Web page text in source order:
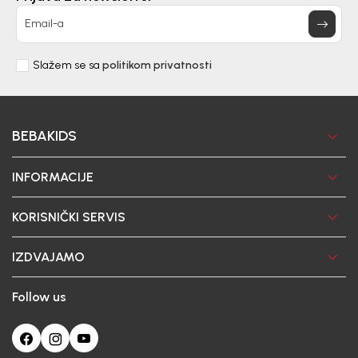
Email-a
Slažem se sa politikom privatnosti
BEBAKIDS
INFORMACIJE
KORISNIČKI SERVIS
IZDVAJAMO
Follow us